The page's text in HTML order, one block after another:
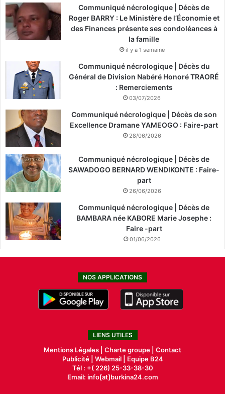
Communiqué nécrologique | Décès de
Roger BARRY : Le Ministère de l’Économie et
des Finances présente ses condoléances à
la famille
il y a 1 semaine
Communiqué nécrologique | Décès du
Général de Division Nabéré Honoré TRAORÉ
: Remerciements
03/07/2026
Communiqué nécrologique | Décès de son
Excellence Dramane YAMEOGO : Faire-part
28/06/2026
Communiqué nécrologique | Décès de
SAWADOGO BERNARD WENDIKONTE : Faire-
part
26/06/2026
Communiqué nécrologique | Décès de
BAMBARA née KABORE Marie Josephe :
Faire -part
01/06/2026
NOS APPLICATIONS
LIENS UTILES
Mentions Légales | Charte groupe | Contact
Publicité| Webmail |
Equipe B24
Tél : +( 226) 25-33-38-30
Email: info[at]burkina24.com